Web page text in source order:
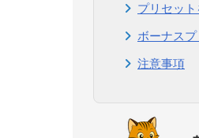
プリセッ
ボーナス
注意事項